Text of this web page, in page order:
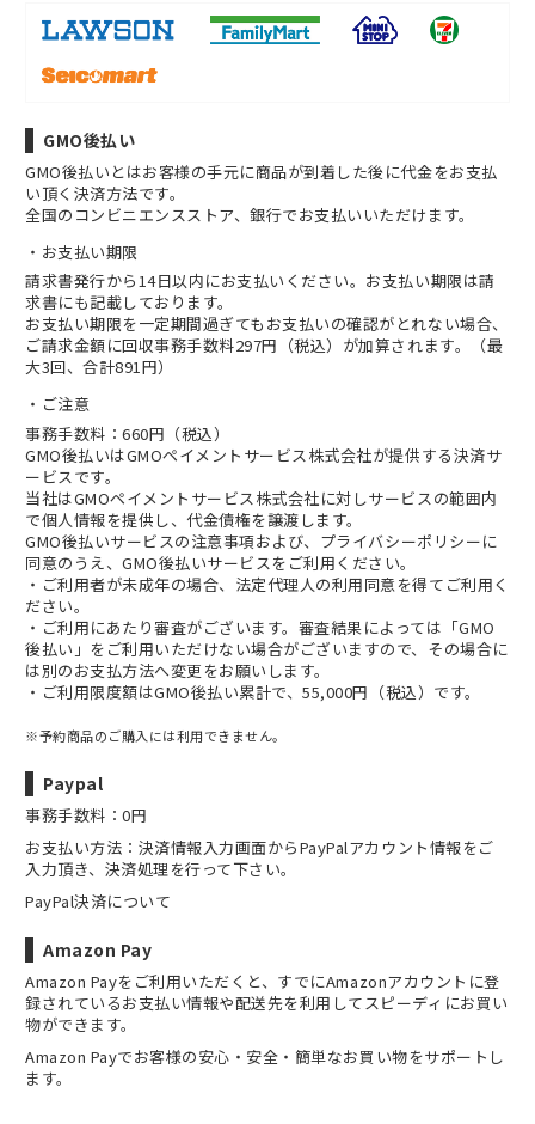
GMO後払い
GMO後払いとはお客様の手元に商品が到着した後に代金をお支払
い頂く決済方法です。
全国のコンビニエンスストア、銀行でお支払いいただけます。
お支払い期限
請求書発行から14日以内にお支払いください。お支払い期限は請
求書にも記載しております。
お支払い期限を一定期間過ぎてもお支払いの確認がとれない場合、
ご請求金額に回収事務手数料297円（税込）が加算されます。（最
大3回、合計891円）
ご注意
事務手数料：660円（税込）
GMO後払いはGMOペイメントサービス株式会社が提供する決済サ
ービスです。
当社はGMOペイメントサービス株式会社に対しサービスの範囲内
で個人情報を提供し、代金債権を譲渡します。
GMO後払いサービスの注意事項および、 プライバシーポリシーに
同意のうえ、GMO後払いサービスをご利用ください。
・ご利用者が未成年の場合、法定代理人の利用同意を得てご利用く
ださい。
・ご利用にあたり審査がございます。審査結果によっては「GMO
後払い」をご利用いただけない場合がございますので、その場合に
は別のお支払方法へ変更をお願いします。
・ご利用限度額はGMO後払い累計で、55,000円（税込）です。
※予約商品のご購入には利用できません。
Paypal
事務手数料：0円
お支払い方法：決済情報入力画面からPayPalアカウント情報をご
入力頂き、決済処理を行って下さい。
PayPal決済について
Amazon Pay
Amazon Payをご利用いただくと、すでにAmazonアカウントに登
録されているお支払い情報や配送先を利用してスピーディにお買い
物ができます。
Amazon Payでお客様の安心・安全・簡単なお買い物をサポートし
ます。